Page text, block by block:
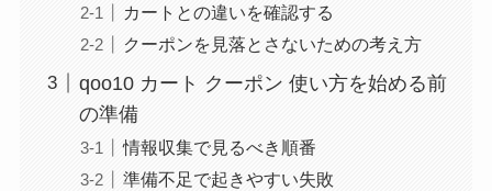
カートとの違いを確認する
クーポンを見落とさないための考え方
qoo10 カート クーポン 使い方を始める前
の準備
情報収集で見るべき順番
準備不足で起きやすい失敗